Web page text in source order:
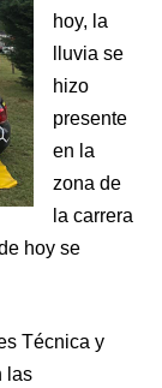
hoy, la
lluvia se
hizo
presente
en la
zona de
la carrera
hoy se
Técnica y
las